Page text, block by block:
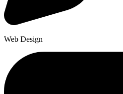
Web Design